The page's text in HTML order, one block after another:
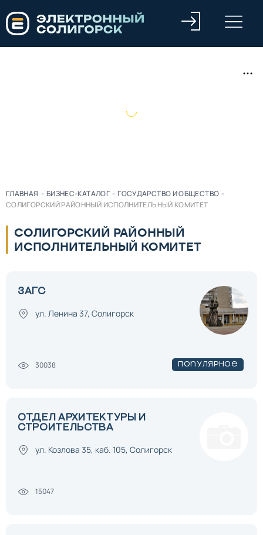
ГЛАВНАЯ - БИЗНЕС-КАТАЛОГ - ГОСУДАРСТВО И ОБЩЕСТВО -
СОЛИГОРСКИЙ РАЙОННЫЙ ИСПОЛНИТЕЛЬНЫЙ КОМИТЕТ
СОЛИГОРСКИЙ РАЙОННЫЙ
ИСПОЛНИТЕЛЬНЫЙ КОМИТЕТ
ЗАГС
Популярное
ул. Ленина 37, Солигорск
30038
ОТДЕЛ АРХИТЕКТУРЫ И
СТРОИТЕЛЬСТВА
ул. Козлова 35, каб. 105, Солигорск
15047